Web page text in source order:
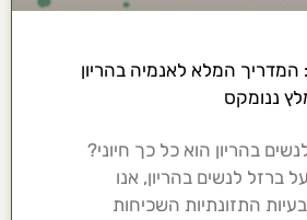
המדריך המלא לאנמיה בהריון
ננומקס
בהריון הוא כל כך חיוני?
ברזל לנשים בהריון, אנו
התזונתיות השכיחות